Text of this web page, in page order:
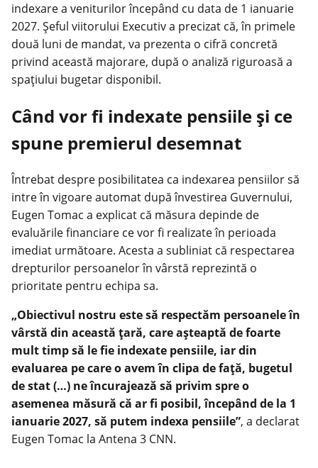
indexare a veniturilor începând cu data de 1 ianuarie
2027. Șeful viitorului Executiv a precizat că, în primele
două luni de mandat, va prezenta o cifră concretă
privind această majorare, după o analiză riguroasă a
spațiului bugetar disponibil.
Când vor fi indexate pensiile și ce
spune premierul desemnat
Întrebat despre posibilitatea ca indexarea pensiilor să
intre în vigoare automat după învestirea Guvernului,
Eugen Tomac a explicat că măsura depinde de
evaluările financiare ce vor fi realizate în perioada
imediat următoare. Acesta a subliniat că respectarea
drepturilor persoanelor în vârstă reprezintă o
prioritate pentru echipa sa.
„Obiectivul nostru este să respectăm persoanele în
vârstă din această ţară, care aşteaptă de foarte
mult timp să le fie indexate pensiile, iar din
evaluarea pe care o avem în clipa de faţă, bugetul
de stat (…) ne încurajează să privim spre o
asemenea măsură că ar fi posibil, începând de la 1
ianuarie 2027, să putem indexa pensiile”, a declarat
Eugen Tomac la Antena 3 CNN.